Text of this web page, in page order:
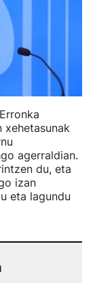
xehetasunak
agerraldian.
du, eta
izan
eta lagundu